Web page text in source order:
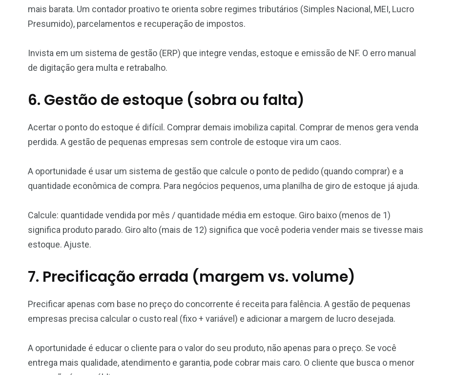
mais barata. Um contador proativo te orienta sobre regimes tributários (Simples Nacional, MEI, Lucro
Presumido), parcelamentos e recuperação de impostos.
Invista em um sistema de gestão (ERP) que integre vendas, estoque e emissão de NF. O erro manual
de digitação gera multa e retrabalho.
6. Gestão de estoque (sobra ou falta)
Acertar o ponto do estoque é difícil. Comprar demais imobiliza capital. Comprar de menos gera venda
perdida. A gestão de pequenas empresas sem controle de estoque vira um caos.
A oportunidade é usar um sistema de gestão que calcule o ponto de pedido (quando comprar) e a
quantidade econômica de compra. Para negócios pequenos, uma planilha de giro de estoque já ajuda.
Calcule: quantidade vendida por mês / quantidade média em estoque. Giro baixo (menos de 1)
significa produto parado. Giro alto (mais de 12) significa que você poderia vender mais se tivesse mais
estoque. Ajuste.
7. Precificação errada (margem vs. volume)
Precificar apenas com base no preço do concorrente é receita para falência. A gestão de pequenas
empresas precisa calcular o custo real (fixo + variável) e adicionar a margem de lucro desejada.
A oportunidade é educar o cliente para o valor do seu produto, não apenas para o preço. Se você
entrega mais qualidade, atendimento e garantia, pode cobrar mais caro. O cliente que busca o menor